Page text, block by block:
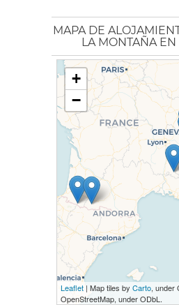
MAPA DE
LA MONTAÑA
+
−
Leaflet| Map tiles by Carto, under
OpenStreetMap, under ODbL.